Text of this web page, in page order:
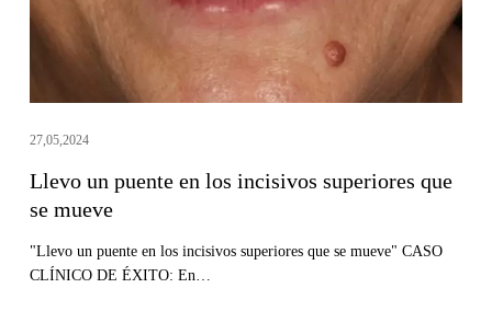
superiores
mueve
27,05,2024
Llevo un puente en los incisivos superiores que
se mueve
"Llevo un puente en los incisivos superiores que se mueve" CASO
CLÍNICO DE ÉXITO: En…